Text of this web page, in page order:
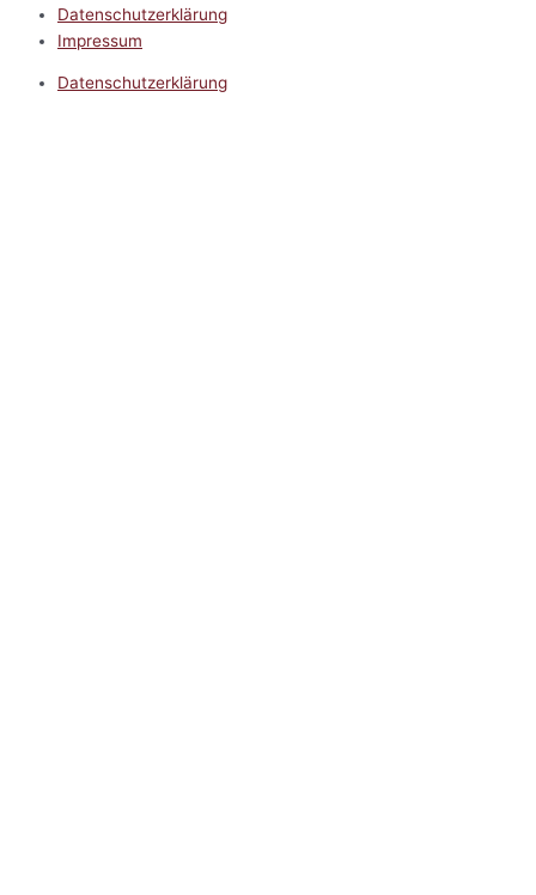
Datenschutzerklärung
Impressum
Datenschutzerklärung